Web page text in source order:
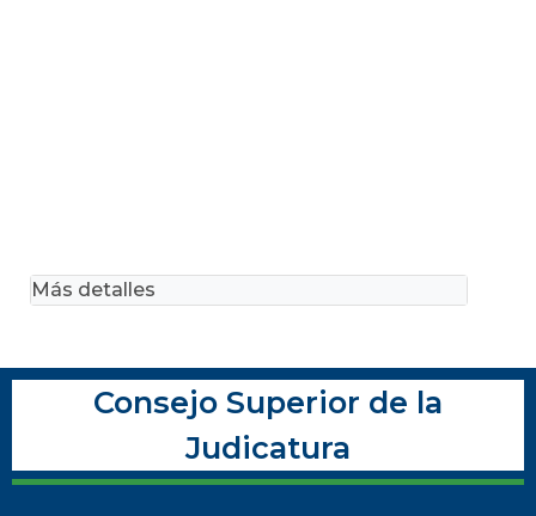
Más detalles
Consejo Superior de la
Judicatura